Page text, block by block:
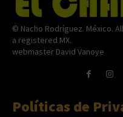
© Nacho Rodríguez. México.
a registered MX.
webmaster David Vanoye
Políticas de